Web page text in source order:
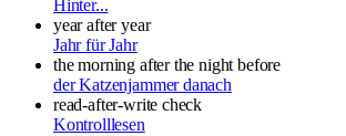
Hinter...
year after year
Jahr für Jahr
the morning after the night before
der Katzenjammer danach
read-after-write check
Kontrolllesen